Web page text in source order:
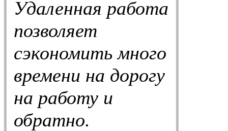
Удаленная работа
позволяет
сэкономить много
времени на дорогу
на работу и
обратно.